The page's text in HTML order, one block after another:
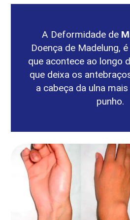
A Deformidade de
Doença de Madelung,
que acontece ao longo
que deixa os
a cabeça da ulna mais
punho.